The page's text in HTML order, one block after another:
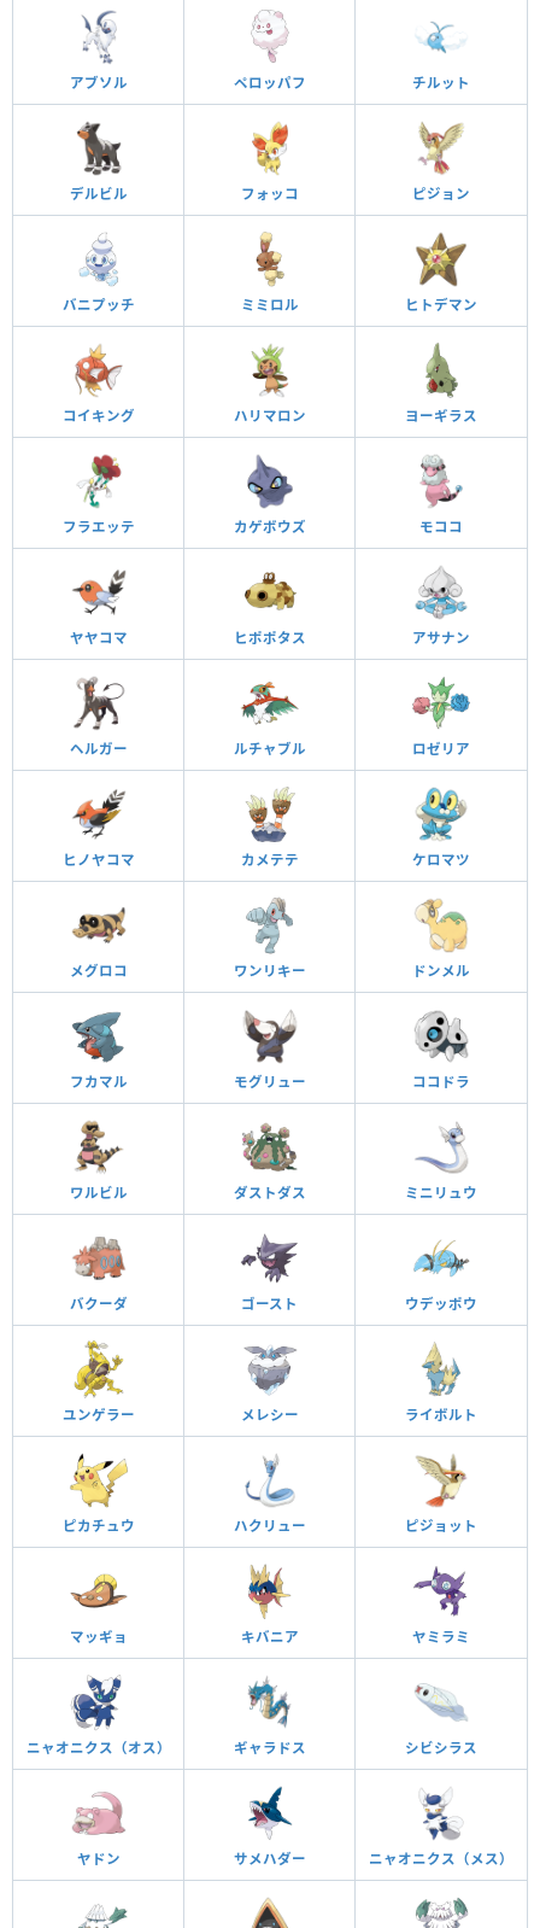
アブソル ペロッパフ チルット
デルビル フォッコ ピジョン
バニプッチ ミミロル ヒトデマン
コイキング ハリマロン ヨーギラス
フラエッテ カゲボウズ モココ
ヤヤコマ ヒポポタス アサナン
ヘルガー ルチャブル ロゼリア
ヒノヤコマ カメテテ ケロマツ
メグロコ ワンリキー ドンメル
フカマル モグリュー ココドラ
ワルビル ダストダス ミニリュウ
バクーダ ゴースト ウデッポウ
ユンゲラー メレシー ライボルト
ピカチュウ ハクリュー ピジョット
マッギョ キバニア ヤミラミ
ニャオニクス（オス） ギャラドス シビシラス
ヤドン サメハダー ニャオニクス（メス）